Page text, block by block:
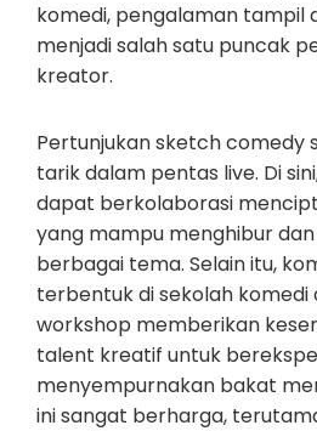
komedi, pengalaman tampil
menjadi salah satu puncak
kreator.
Pertunjukan sketch comedy
tarik dalam pentas live. Di
dapat berkolaborasi
yang mampu menghibur
berbagai tema. Selain itu,
terbentuk di sekolah komedi
workshop memberikan
talent kreatif untuk
menyempurnakan bakat
ini sangat berharga,